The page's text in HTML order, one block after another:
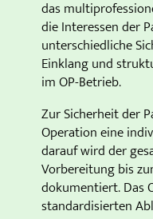
das
die Interessen der
unterschiedliche
Einklang und
im OP-Betrieb.
Zur Sicherheit der
Operation eine
darauf wird der
Vorbereitung bis
dokumentiert. Das
standardisierten